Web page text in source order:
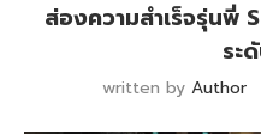
ส่องความสำเร็จรุ่นพี่
ระ
written by Author